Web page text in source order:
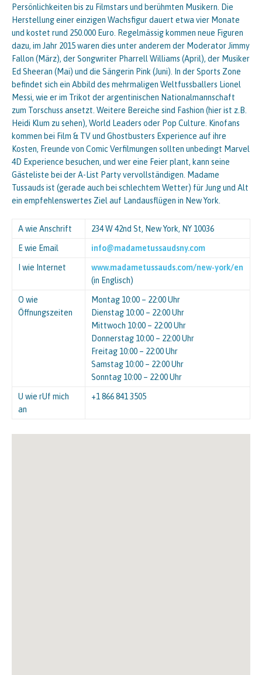
Persönlichkeiten bis zu Filmstars und berühmten Musikern. Die
Herstellung einer einzigen Wachsfigur dauert etwa vier Monate
und kostet rund 250.000 Euro. Regelmässig kommen neue Figuren
dazu, im Jahr 2015 waren dies unter anderem der Moderator Jimmy
Fallon (März), der Songwriter Pharrell Williams (April), der Musiker
Ed Sheeran (Mai) und die Sängerin Pink (Juni). In der Sports Zone
befindet sich ein Abbild des mehrmaligen Weltfussballers Lionel
Messi, wie er im Trikot der argentinischen Nationalmannschaft
zum Torschuss ansetzt. Weitere Bereiche sind Fashion (hier ist z.B.
Heidi Klum zu sehen), World Leaders oder Pop Culture. Kinofans
kommen bei Film & TV und Ghostbusters Experience auf ihre
Kosten, Freunde von Comic Verfilmungen sollten unbedingt Marvel
4D Experience besuchen, und wer eine Feier plant, kann seine
Gästeliste bei der A-List Party vervollständigen. Madame
Tussauds ist (gerade auch bei schlechtem Wetter) für Jung und Alt
ein empfehlenswertes Ziel auf Landausflügen in New York.
A wie Anschrift 234 W 42nd St, New York, NY 10036
E wie Email info@madametussaudsny.com
I wie Internet
www.madametussauds.com/new-york/en
(in Englisch)
O wie
Öffnungszeiten
Montag 10:00 – 22:00 Uhr
Dienstag 10:00 – 22:00 Uhr
Mittwoch 10:00 – 22:00 Uhr
Donnerstag 10:00 – 22:00 Uhr
Freitag 10:00 – 22:00 Uhr
Samstag 10:00 – 22:00 Uhr
Sonntag 10:00 – 22:00 Uhr
U wie rUf mich
an
+1 866 841 3505